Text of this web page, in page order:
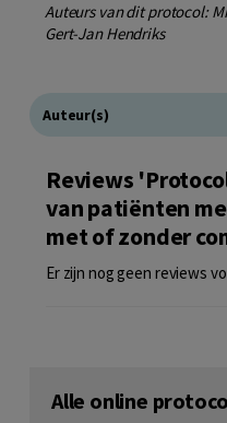
Auteurs van dit protocol:
Gert-Jan Hendriks
Auteur(s)
Reviews
van patiënten
met of zonder
Er zijn nog geen reviews
Alle online